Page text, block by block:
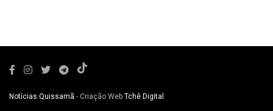
Notícias Quissamã - Criação Web Tchê Digital